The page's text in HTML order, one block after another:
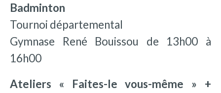
Badminton
Tournoi départemental
Gymnase René Bouissou de 13h00 à
16h00
Ateliers « Faites-le vous-même » +